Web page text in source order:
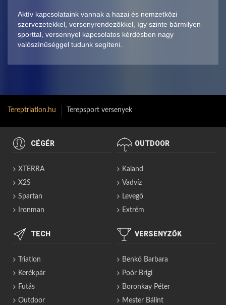
Aktív kapcsolataink vannak a hazai és nemzetközi
szervezetekkel, versenyrendezőkkel, így szinte bármilyen
sporttal, versennyel kapcsolatos kérdésben nagy
valószínűséggel tudunk segíteni.
Tereptriatlon.hu Terepsport versenyek
CÉGÉR
XTERRA
X2S
Spartan
Ironman
OUTDOOR
Kaland
Vadvíz
Levegő
Extrém
TECH
Triatlon
Kerékpár
Futás
Outdoor
VERSENYZŐK
Benkó Barbara
Poór Brigi
Boronkay Péter
Mester Bálint